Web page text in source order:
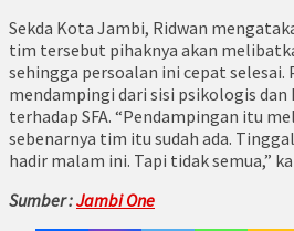
Sekda Kota Jambi, Ridwan
tim tersebut pihaknya akan
sehingga persoalan ini cepat selesai.
mendampingi dari sisi psikologis
terhadap SFA. “Pendampingan itu
sebenarnya tim itu sudah ada.
hadir malam ini. Tapi tidak semua,”
Sumber :Jambi One